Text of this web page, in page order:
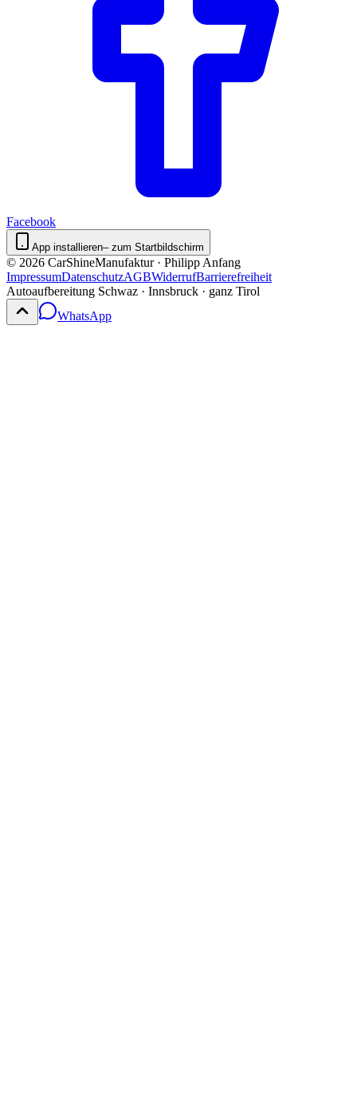
Facebook
App installieren– zum Startbildschirm
© 2026 CarShineManufaktur · Philipp Anfang
ImpressumDatenschutzAGBWiderrufBarrierefreiheit
Autoaufbereitung Schwaz · Innsbruck · ganz Tirol
WhatsApp